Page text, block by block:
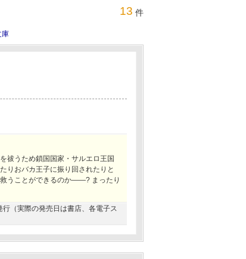
13 件
庫
祓うため鎖国国家・サルエロ王国
りおバカ王子に振り回されたりと
うことができるのか――? まったり
（実際の発売日は書店、各電子ス